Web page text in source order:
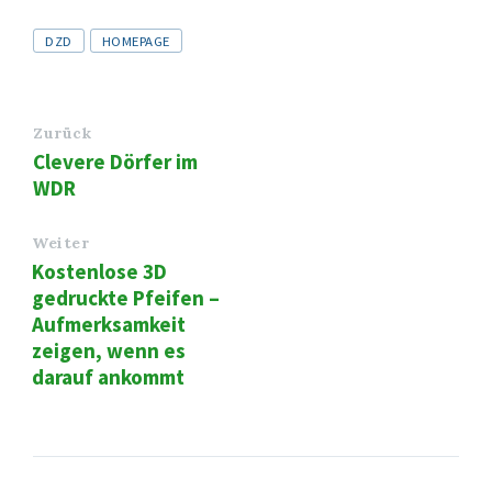
Tags
DZD HOMEPAGE
Zurück
Clevere Dörfer im
WDR
Weiter
Kostenlose 3D
gedruckte Pfeifen –
Aufmerksamkeit
zeigen, wenn es
darauf ankommt